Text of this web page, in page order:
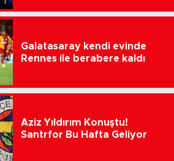
Galatasaray kendi evinde
Rennes ile berabere kaldı
Aziz Yıldırım Konuştu!
Santrfor Bu Hafta Geliyor